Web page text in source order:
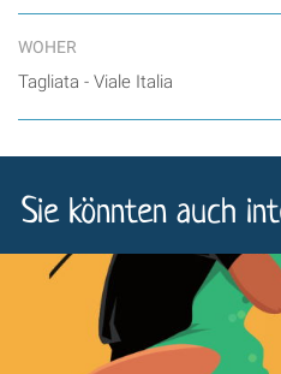
WOHER
Tagliata - Viale Italia
Sie könnten auch